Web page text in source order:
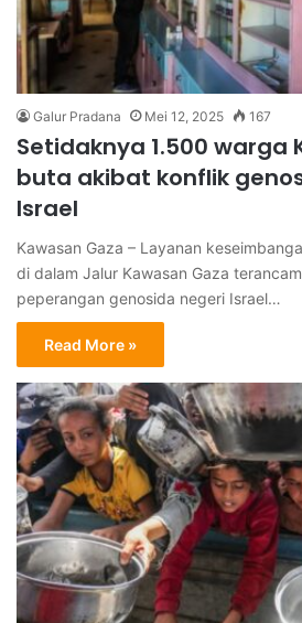
Galur Pradana Mei 12, 2025 167
Setidaknya 1.500 warga
buta akibat konflik
Israel
Kawasan Gaza – Layanan
di dalam Jalur Kawasan Gaza
peperangan genosida negeri Israel…
Read More »